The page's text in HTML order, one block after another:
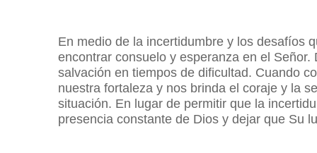
En medio de la incertidumbre y los desafíos
encontrar consuelo y esperanza en el
salvación en tiempos de dificultad. Cuando
nuestra fortaleza y nos brinda el coraje y la
situación. En lugar de permitir que la
presencia constante de Dios y dejar que Su